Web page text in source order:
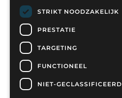
STRIKT NOODZAKELIJK
PRESTATIE
TARGETING
FUNCTIONEEL
NIET-GECLASSIFICEERD